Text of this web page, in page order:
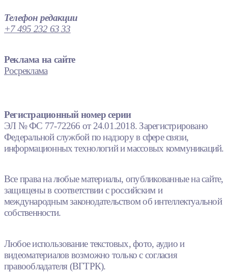
Телефон редакции
+7 495 232 63 33
Реклама на сайте
Росреклама
Регистрационный номер серии
ЭЛ № ФС 77-72266 от 24.01.2018. Зарегистрировано
Федеральной службой по надзору в сфере связи,
информационных технологий и массовых коммуникаций.
Все права на любые материалы, опубликованные на сайте,
защищены в соответствии с российским и
международным законодательством об интеллектуальной
собственности.
Любое использование текстовых, фото, аудио и
видеоматериалов возможно только с согласия
правообладателя (ВГТРК).